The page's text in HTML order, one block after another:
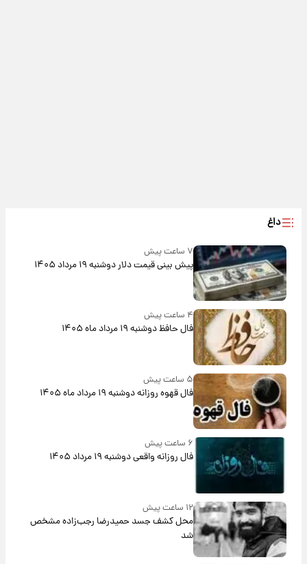
داغ
۷ ساعت پیش
پیش‌ بینی قیمت دلار دوشنبه ۱۹ مرداد ۱۴۰۵
۴ ساعت پیش
فال حافظ دوشنبه ۱۹ مرداد ماه ۱۴۰۵
۵ ساعت پیش
فال قهوه روزانه دوشنبه ۱۹ مرداد ماه ۱۴۰۵
فال روزانه واقعی دوشنبه ۱۹ مرداد ۱۴۰۵
۱۲ ساعت پیش
محل کشف جسد حمیدرضا رجب‌زاده مشخص
شد